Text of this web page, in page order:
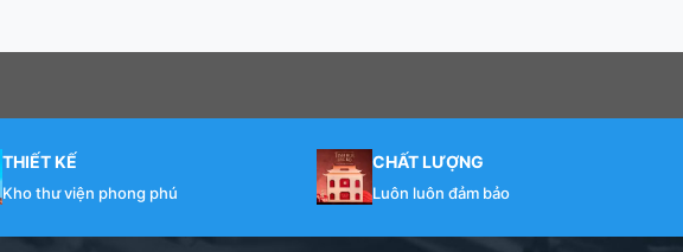
THIẾT KẾ
Kho thư viện phong phú
CHẤT LƯỢNG
Luôn luôn đảm bảo